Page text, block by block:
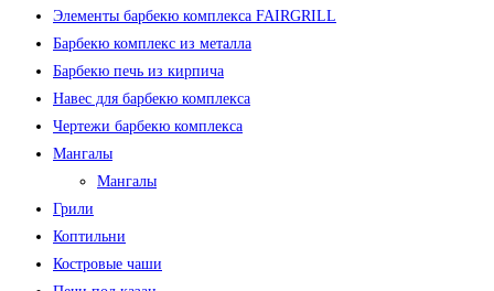
Элементы барбекю комплекса FAIRGRILL
Барбекю комплекс из металла
Барбекю печь из кирпича
Навес для барбекю комплекса
Чертежи барбекю комплекса
Мангалы
Мангалы
Грили
Коптильни
Костровые чаши